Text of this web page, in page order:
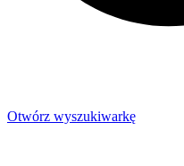
Otwórz wyszukiwarkę